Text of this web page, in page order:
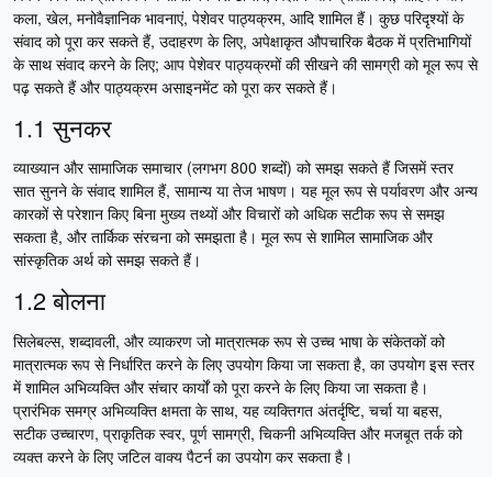
कला, खेल, मनोवैज्ञानिक भावनाएं, पेशेवर पाठ्यक्रम, आदि शामिल हैं। कुछ परिदृश्यों के
संवाद को पूरा कर सकते हैं, उदाहरण के लिए, अपेक्षाकृत औपचारिक बैठक में प्रतिभागियों
के साथ संवाद करने के लिए; आप पेशेवर पाठ्यक्रमों की सीखने की सामग्री को मूल रूप से
पढ़ सकते हैं और पाठ्यक्रम असाइनमेंट को पूरा कर सकते हैं।
1.1 सुनकर
व्याख्यान और सामाजिक समाचार (लगभग 800 शब्दों) को समझ सकते हैं जिसमें स्तर
सात सुनने के संवाद शामिल हैं, सामान्य या तेज भाषण। यह मूल रूप से पर्यावरण और अन्य
कारकों से परेशान किए बिना मुख्य तथ्यों और विचारों को अधिक सटीक रूप से समझ
सकता है, और तार्किक संरचना को समझता है। मूल रूप से शामिल सामाजिक और
सांस्कृतिक अर्थ को समझ सकते हैं।
1.2 बोलना
सिलेबल्स, शब्दावली, और व्याकरण जो मात्रात्मक रूप से उच्च भाषा के संकेतकों को
मात्रात्मक रूप से निर्धारित करने के लिए उपयोग किया जा सकता है, का उपयोग इस स्तर
में शामिल अभिव्यक्ति और संचार कार्यों को पूरा करने के लिए किया जा सकता है।
प्रारंभिक समग्र अभिव्यक्ति क्षमता के साथ, यह व्यक्तिगत अंतर्दृष्टि, चर्चा या बहस,
सटीक उच्चारण, प्राकृतिक स्वर, पूर्ण सामग्री, चिकनी अभिव्यक्ति और मजबूत तर्क को
व्यक्त करने के लिए जटिल वाक्य पैटर्न का उपयोग कर सकता है।